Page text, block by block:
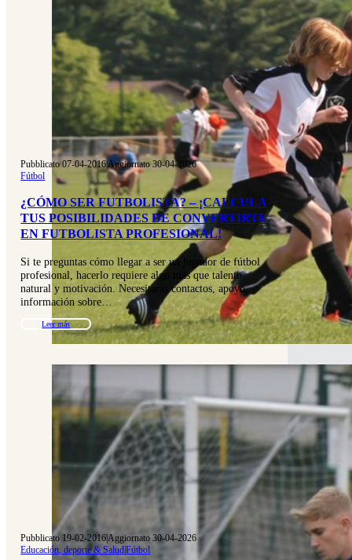
Pubblicato 07-04-2016|Aggiornato 30-04-2026
Fútbol
¿CÓMO SER FUTBOLISTA? – ¡CALCULA
TUS POSIBILIDADES DE CONVERTIRTE
EN FUTBOLISTA PROFESIONAL!
Si te preguntas cómo llegar a ser un jugador de fútbol
profesional, hacerlo requiere algo más que talento
natural y motivación. Necesitarás contactos, apoyo,
información sobre…
Leer más
Pubblicato 19-02-2016|Aggiornato 30-04-2026
Educación, deporte & Salud|Fútbol